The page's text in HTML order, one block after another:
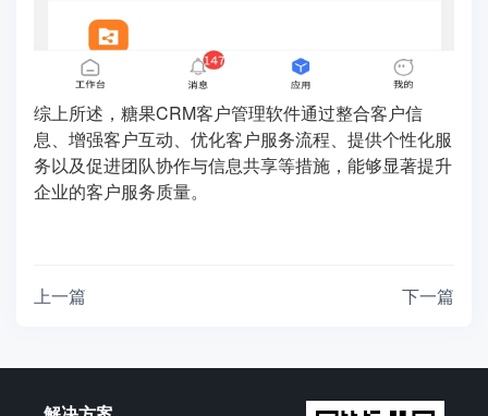
综上所述，糖果CRM客户管理软件通过整合客户信
息、增强客户互动、优化客户服务流程、提供个性化服
务以及促进团队协作与信息共享等措施，能够显著提升
企业的客户服务质量。
上一篇 下一篇